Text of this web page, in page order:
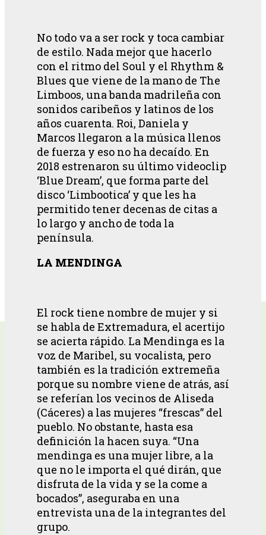
No todo va a ser rock y toca cambiar
de estilo. Nada mejor que hacerlo
con el ritmo del Soul y el Rhythm &
Blues que viene de la mano de The
Limboos, una banda madrileña con
sonidos caribeños y latinos de los
años cuarenta. Roi, Daniela y
Marcos llegaron a la música llenos
de fuerza y eso no ha decaído. En
2018 estrenaron su último videoclip
‘Blue Dream’, que forma parte del
disco ‘Limbootica’ y que les ha
permitido tener decenas de citas a
lo largo y ancho de toda la
península.
LA MENDINGA
El rock tiene nombre de mujer y si
se habla de Extremadura, el acertijo
se acierta rápido. La Mendinga es la
voz de Maribel, su vocalista, pero
también es la tradición extremeña
porque su nombre viene de atrás, así
se referían los vecinos de Aliseda
(Cáceres) a las mujeres “frescas” del
pueblo. No obstante, hasta esa
definición la hacen suya. “Una
mendinga es una mujer libre, a la
que no le importa el qué dirán, que
disfruta de la vida y se la come a
bocados”, aseguraba en una
entrevista una de la integrantes del
grupo.